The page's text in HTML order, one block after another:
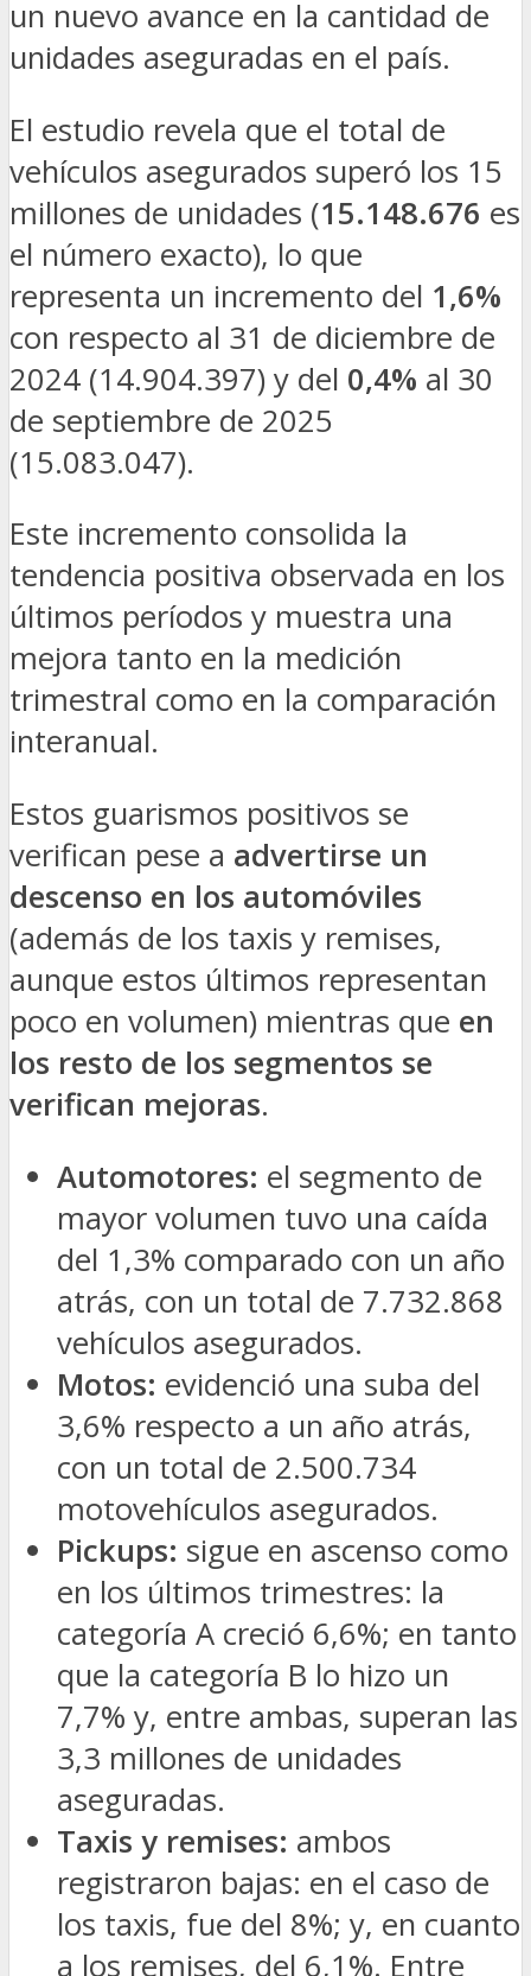
un nuevo avance en la cantidad de
unidades aseguradas en el país.
El estudio revela que el total de
vehículos asegurados superó los 15
millones de unidades (15.148.676 es
el número exacto), lo que
representa un incremento del 1,6%
con respecto al 31 de diciembre de
2024 (14.904.397) y del 0,4% al 30
de septiembre de 2025
(15.083.047).
Este incremento consolida la
tendencia positiva observada en los
últimos períodos y muestra una
mejora tanto en la medición
trimestral como en la comparación
interanual.
Estos guarismos positivos se
verifican pese a advertirse un
descenso en los automóviles
(además de los taxis y remises,
aunque estos últimos representan
poco en volumen) mientras que en
los resto de los segmentos se
verifican mejoras.
Automotores: el segmento de
mayor volumen tuvo una caída
del 1,3% comparado con un año
atrás, con un total de 7.732.868
vehículos asegurados.
Motos: evidenció una suba del
3,6% respecto a un año atrás,
con un total de 2.500.734
motovehículos asegurados.
Pickups: sigue en ascenso como
en los últimos trimestres: la
categoría A creció 6,6%; en tanto
que la categoría B lo hizo un
7,7% y, entre ambas, superan las
3,3 millones de unidades
aseguradas.
Taxis y remises: ambos
registraron bajas: en el caso de
los taxis, fue del 8%; y, en cuanto
a los remises, del 6,1%. Entre